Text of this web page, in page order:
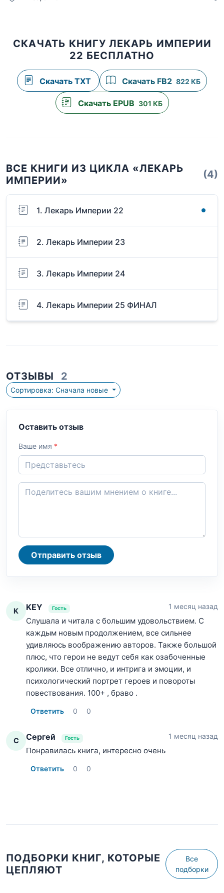
СКАЧАТЬ КНИГУ ЛЕКАРЬ ИМПЕРИИ
22 БЕСПЛАТНО
Скачать TXT Скачать FB2 822 КБ
Скачать EPUB 301 КБ
ВСЕ КНИГИ ИЗ ЦИКЛА «ЛЕКАРЬ
ИМПЕРИИ»
(4)
1. Лекарь Империи 22
2. Лекарь Империи 23
3. Лекарь Империи 24
4. Лекарь Империи 25 ФИНАЛ
ОТЗЫВЫ 2
Сортировка: Сначала новые
Оставить отзыв
Ваше имя *
Отправить отзыв
K KEY Гость 1 месяц назад
Слушала и читала с большим удовольствием. С
каждым новым продолжением, все сильнее
удивляюсь воображению авторов. Также большой
плюс, что герои не ведут себя как озабоченные
кролики. Все отлично, и интрига и эмоции, и
психологический портрет героев и повороты
повествования. 100+ , браво .
Ответить 0 0
С Сергей Гость 1 месяц назад
Понравилась книга, интересно очень
Ответить 0 0
ПОДБОРКИ КНИГ, КОТОРЫЕ
ЦЕПЛЯЮТ
Все
подборки